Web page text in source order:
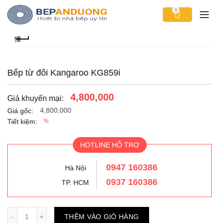
0
Bếp từ đôi Kangaroo KG859i
Giá khuyến mại: 4,800,000
Giá gốc:
4,800,000
Tiết kiệm:
%
HOTLINE HỖ TRỢ
Hà Nội 0947 160386
TP. HCM 0937 160386
THÊM VÀO GIỎ HÀNG